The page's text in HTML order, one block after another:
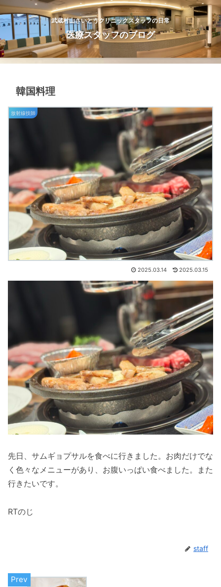
武蔵村山さいとうクリニックスタッフの日常
医療スタッフのブログ
韓国料理
放射線技師
2025.03.14 2025.03.15
先日、サムギョプサルを食べに行きました。お肉だけでな
く色々なメニューがあり、お腹いっぱい食べました。また
行きたいです。
RTのじ
staff